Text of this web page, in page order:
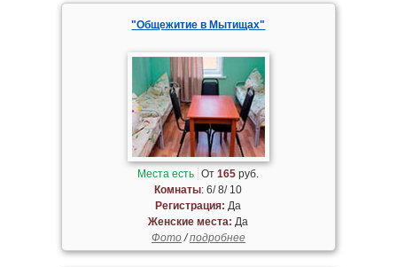
"Общежитие в Мытищах"
Места есть От165 руб.
Комнаты: 6/ 8/ 10
Регистрация: Да
Женские места: Да
Фото/подробнее